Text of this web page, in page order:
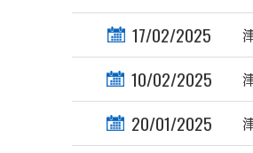
17/02/2025
10/02/2025
20/01/2025